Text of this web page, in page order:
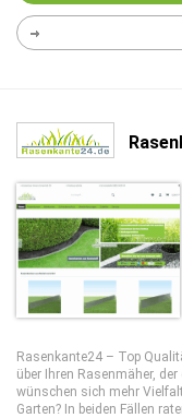
Rasenkante24 – Top
über Ihren Rasenmäher,
wünschen sich mehr
Garten? In beiden Fällen